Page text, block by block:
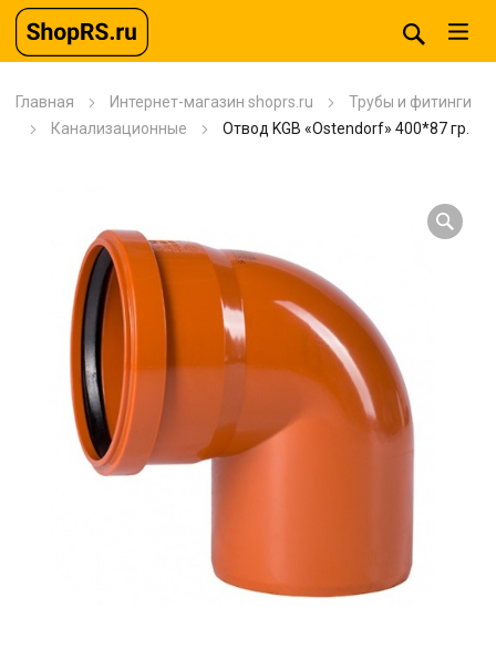
Главная Интернет-магазин shoprs.ru
Трубы и фитинги
Канализационные
Отвод KGB «Ostendorf» 400*87 гр.